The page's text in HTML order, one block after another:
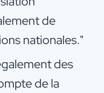
de
nationales."
des
de la